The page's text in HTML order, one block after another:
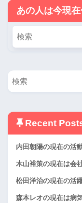
あの人は今現
Recent
内田朝陽の現在の活
木山裕策の現在は会
松田洋治の現在の活
森本レオの現在は病